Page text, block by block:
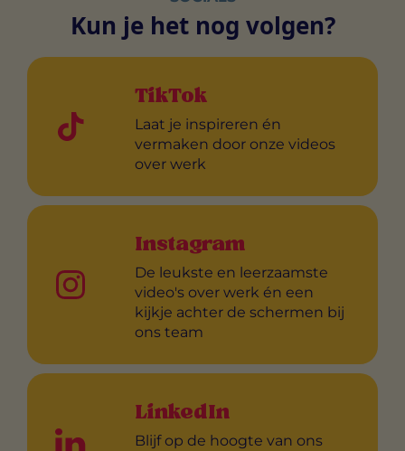
Kun je het nog volgen?
TikTok
Laat je inspireren én
vermaken door onze videos
over werk
Instagram
De leukste en leerzaamste
video's over werk én een
kijkje achter de schermen bij
ons team
LinkedIn
Blijf op de hoogte van ons